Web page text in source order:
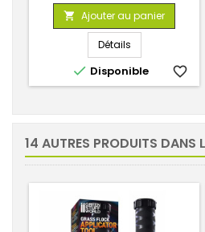
de
base
 Ajouter au panier
Détails
 Disponible favorite_border
14 AUTRES PRODUITS DANS